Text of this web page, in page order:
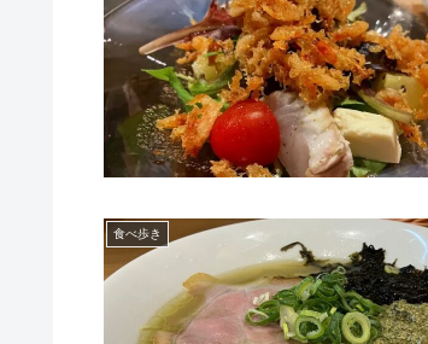
食べ歩き